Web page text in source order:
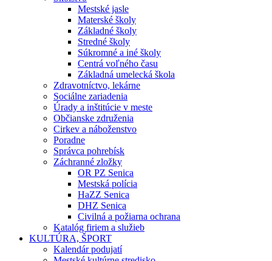
Mestské jasle
Materské školy
Základné školy
Stredné školy
Súkromné a iné školy
Centrá voľného času
Základná umelecká škola
Zdravotníctvo, lekárne
Sociálne zariadenia
Úrady a inštitúcie v meste
Občianske združenia
Cirkev a náboženstvo
Poradne
Správca pohrebísk
Záchranné zložky
OR PZ Senica
Mestská polícia
HaZZ Senica
DHZ Senica
Civilná a požiarna ochrana
Katalóg firiem a služieb
KULTÚRA, ŠPORT
Kalendár podujatí